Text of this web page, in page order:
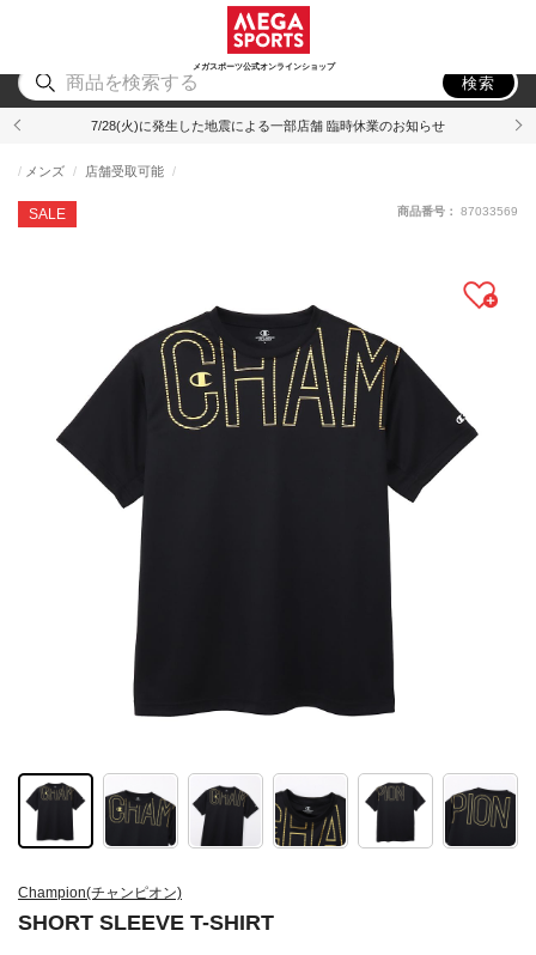
メガスポーツ公式オンラインショップ
アウトドア
検索
7/28(火)に発生した地震による一部店舗 臨時休業のお知らせ
Champion(チャンピオン)
SHORT SLEEVE T-SHIRT
SALE
メンズ 店舗受取可能
商品番号： 87033569